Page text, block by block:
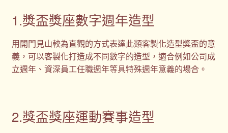
1.獎盃獎座數字週年造型
用開門見山較為直觀的方式表達此類客製化造型獎盃的意
義，可以客製化打造成不同數字的造型，適合例如公司成
立週年、資深員工任職週年等具特殊週年意義的場合。
2.獎盃獎座運動賽事造型